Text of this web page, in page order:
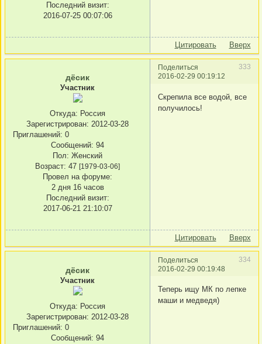
Последний визит:
2016-07-25 00:07:06
Цитировать Вверх
Поделиться
333
2016-02-29 00:19:12
дёсик
Участник
Откуда: Россия
Зарегистрирован: 2012-03-28
Приглашений: 0
Сообщений: 94
Пол: Женский
Возраст: 47 [1979-03-06]
Провел на форуме:
2 дня 16 часов
Последний визит:
2017-06-21 21:10:07
Скрепила все водой, все
получилось!
Цитировать Вверх
Поделиться
334
2016-02-29 00:19:48
дёсик
Участник
Откуда: Россия
Зарегистрирован: 2012-03-28
Приглашений: 0
Сообщений: 94
Теперь ищу МК по лепке
маши и медведя)